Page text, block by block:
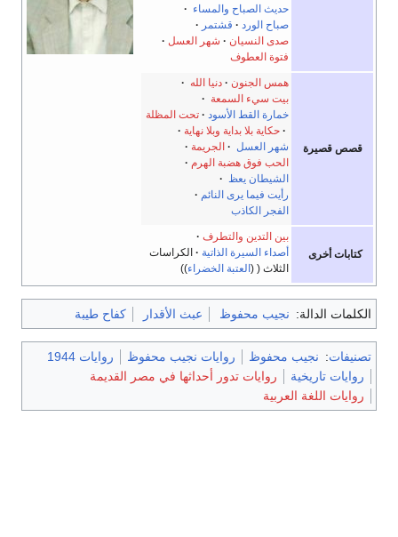
حديث الصباح والمساء ·
صباح الورد · قشتمر
صدى النسيان · شهر العسل
فتوة العطوف
قصص قصيرة
همس الجنون دنيا الله ·
بيت سيء السمعة ·
خمارة القط الأسود
تحت المظلة
· حكاية بلا بداية وبلا نهاية ·
شهر العسل · الجريمة
الحب فوق هضبة الهرم
الشيطان يعظ ·
رأيت فيما يرى النائم ·
الفجر الكاذب
كتابات أخرى
بين التدين والتطرف
أصداء السيرة الذاتية
الكراسات
الثلاث
العتبة الخضراء
الكلمات الدالة: نجيب محفوظ عبث الأقدار كفاح طيبة
تصنيفات: نجيب محفوظ روايات نجيب محفوظ
روايات 1944
روايات تاريخية
روايات تدور أحداثها في مصر القديمة
روايات اللغة العربية